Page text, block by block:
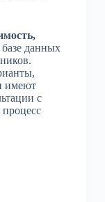
данных
имеют
с
процесс